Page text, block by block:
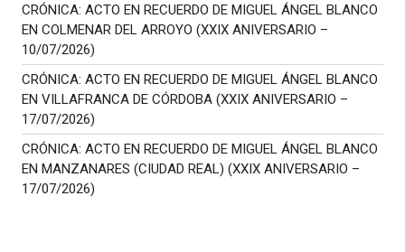
CRÓNICA: ACTO EN RECUERDO DE MIGUEL ÁNGEL BLANCO
EN COLMENAR DEL ARROYO (XXIX ANIVERSARIO –
10/07/2026)
CRÓNICA: ACTO EN RECUERDO DE MIGUEL ÁNGEL BLANCO
EN VILLAFRANCA DE CÓRDOBA (XXIX ANIVERSARIO –
17/07/2026)
CRÓNICA: ACTO EN RECUERDO DE MIGUEL ÁNGEL BLANCO
EN MANZANARES (CIUDAD REAL) (XXIX ANIVERSARIO –
17/07/2026)